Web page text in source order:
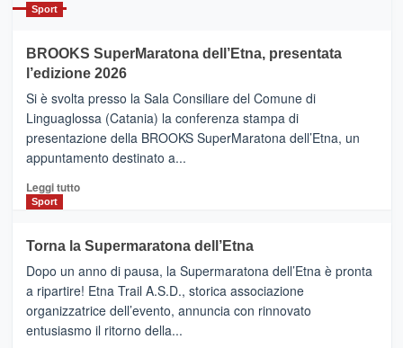
con
la
Al
via
i
collegamenti
Sport
BROOKS SuperMaratona dell’Etna, presentata
l’edizione 2026
Si è svolta presso la Sala Consiliare del Comune di
Linguaglossa (Catania) la conferenza stampa di
presentazione della BROOKS SuperMaratona dell’Etna, un
appuntamento destinato a...
Leggi tuttoLeggi
BROOKS
SuperMaratona
dell’Etna,
presentata
l’edizione
2026
Sport
Torna la Supermaratona dell’Etna
Dopo un anno di pausa, la Supermaratona dell’Etna è pronta
a ripartire! Etna Trail A.S.D., storica associazione
organizzatrice dell’evento, annuncia con rinnovato
entusiasmo il ritorno della...